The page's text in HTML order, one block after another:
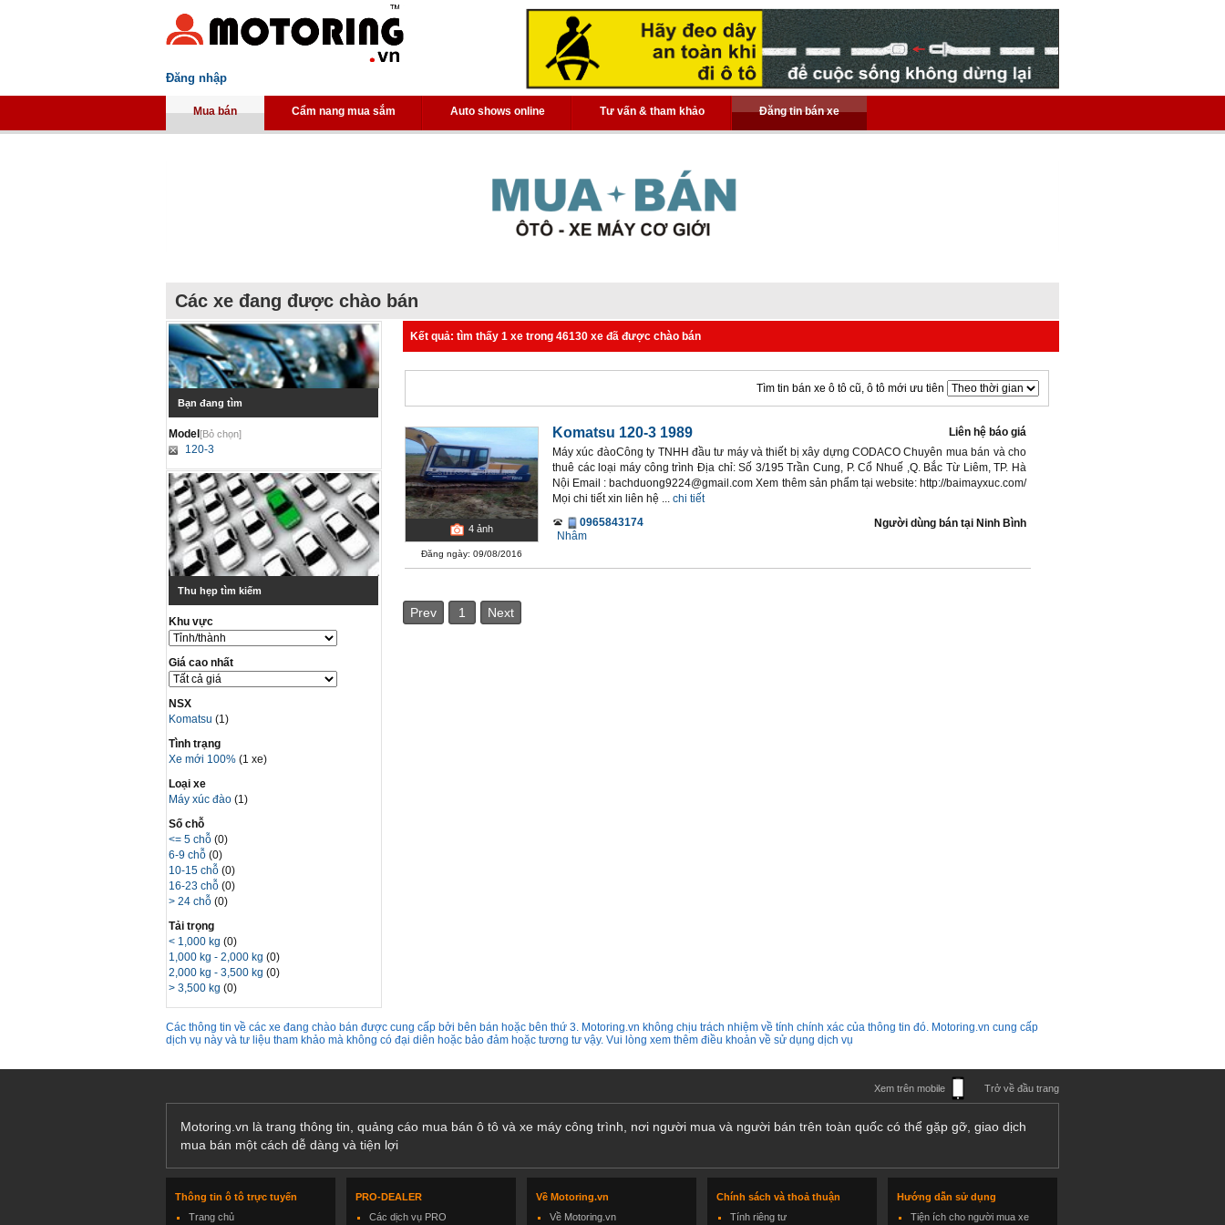
Đăng nhập
Mua bán Cẩm nang mua sắm Auto shows online Tư vấn & tham khảo Đăng tin bán xe
Các xe đang được chào bán
Bạn đang tìm
Model[Bỏ chọn]
120-3
Thu hẹp tìm kiếm
Khu vực
Giá cao nhất
NSX
Komatsu(1)
Tình trạng
Xe mới 100% (1 xe)
Loại xe
Máy xúc đào(1)
Số chỗ
<= 5 chỗ(0)
6-9 chỗ(0)
10-15 chỗ(0)
16-23 chỗ(0)
> 24 chỗ(0)
Tải trọng
< 1,000 kg(0)
1,000 kg - 2,000 kg(0)
2,000 kg - 3,500 kg(0)
> 3,500 kg(0)
Kết quả: tìm thấy 1 xe trong 46130 xe đã được chào bán
Tìm tin bán xe ô tô cũ, ô tô mới ưu tiên
4 ảnh
Đăng ngày: 09/08/2016
Komatsu 120-3 1989
Liên hệ báo giá
Máy xúc đàoCông ty TNHH đầu tư máy và thiết bị xây dựng CODACO Chuyên mua bán và cho
thuê các loại máy công trình Địa chỉ: Số 3/195 Trần Cung, P. Cổ Nhuế ,Q. Bắc Từ Liêm, TP. Hà
Nội Email : bachduong9224@gmail.com Xem thêm sản phẩm tại website: http://baimayxuc.com/
Mọi chi tiết xin liên hệ ... chi tiết
0965843174
Nhâm
Người dùng bán tại Ninh Bình
Prev 1 Next
Các thông tin về các xe đang chào bán được cung cấp bởi bên bán hoặc bên thứ 3. Motoring.vn không chịu trách nhiệm về tính chính xác của thông tin đó. Motoring.vn cung cấp
dịch vụ này và tư liệu tham khảo mà không có đại diên hoặc bảo đảm hoặc tương tư vậy. Vui lòng xem thêm điều khoản về sử dụng dịch vụ
Xem trên mobile Trở về đầu trang
Motoring.vn là trang thông tin, quảng cáo mua bán ô tô và xe máy công trình, nơi người mua và người bán trên toàn quốc có thể gặp gỡ, giao dịch
mua bán một cách dễ dàng và tiện lợi
Thông tin ô tô trực tuyến
Trang chủ
PRO-DEALER
Các dịch vụ PRO
Về Motoring.vn
Về Motoring.vn
Chính sách và thoả thuận
Tính riêng tư
Hướng dẫn sử dụng
Tiện ích cho người mua xe